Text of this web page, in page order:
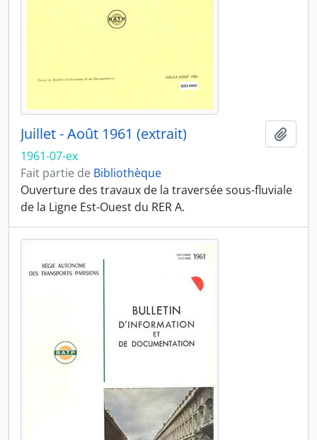
Juillet - Août 1961 (extrait)
1961-07-ex
Fait partie de Bibliothèque
Ouverture des travaux de la traversée sous-fluviale
de la Ligne Est-Ouest du RER A.